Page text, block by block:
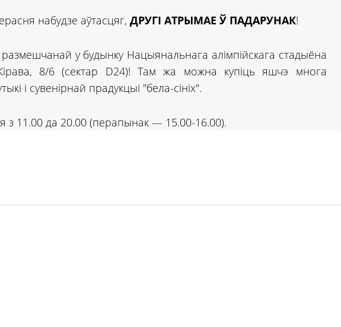
набудзе аўтасцяг, ДРУГІ АТРЫМАЕ Ў ПАДАРУНАК!
размешчанай у будынку Нацыянальнага алімпійскага стадыёна
8/6 (сектар D24)! Там жа можна купіць яшчэ многа
і сувенірнай прадукцыі "бела-сініх".
11.00 да 20.00 (перапынак — 15.00-16.00).